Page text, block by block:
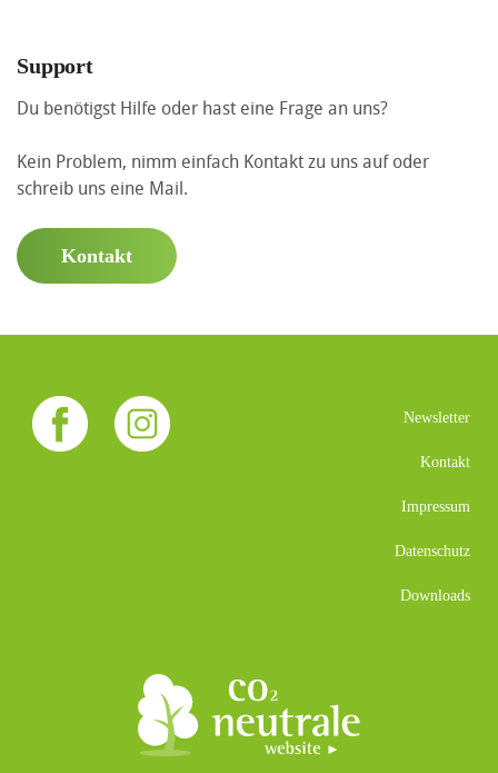
Support
Du benötigst Hilfe oder hast eine Frage an uns?
Kein Problem, nimm einfach Kontakt zu uns auf oder
schreib uns eine Mail.
Kontakt
Newsletter
Kontakt
Impressum
Datenschutz
Downloads